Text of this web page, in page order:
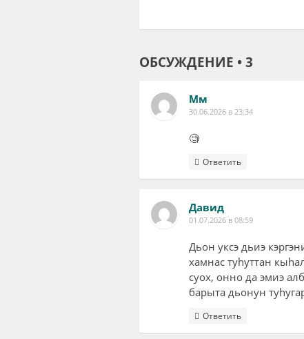
ОБСУЖДЕНИЕ • 3
Мм
30.06.2026 в 23:34
🧐
Ответить
Давид
01.07.2026 в 08:59
Дьон уксэ дьиэ
хамнас туhуттан
суох, онно да эмиэ
барыта дьонун
Ответить